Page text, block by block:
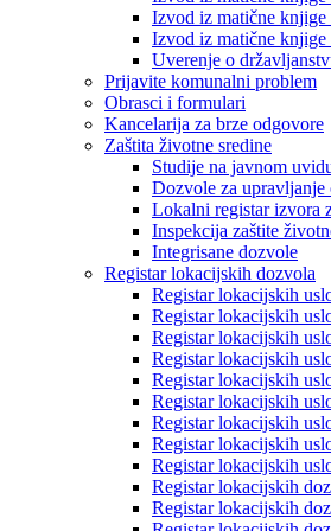
Izvod iz matične knjige
Izvod iz matične knjige
Uverenje o
Prijavite komunalni problem
Obrasci i formulari
Kancelarija za brze odgovore
Zaštita životne sredine
Studije na javnom
Dozvole za upravljanje
Lokalni registar izvora
Inspekcija zaštite
Integrisane dozvole
Registar lokacijskih dozvola
Registar lokacijskih
Registar lokacijskih
Registar lokacijskih
Registar lokacijskih
Registar lokacijskih
Registar lokacijskih
Registar lokacijskih
Registar lokacijskih
Registar lokacijskih
Registar lokacijskih
Registar lokacijskih